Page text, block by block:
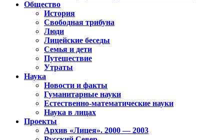
Общество
История
Свободная трибуна
Люди
Лицейские беседы
Семья и дети
Путешествие
Утраты
Наука
Новости и факты
Гуманитарные науки
Естественно-математические науки
Наука в лицах
Проекты
Архив «Лицея». 2000 — 2003